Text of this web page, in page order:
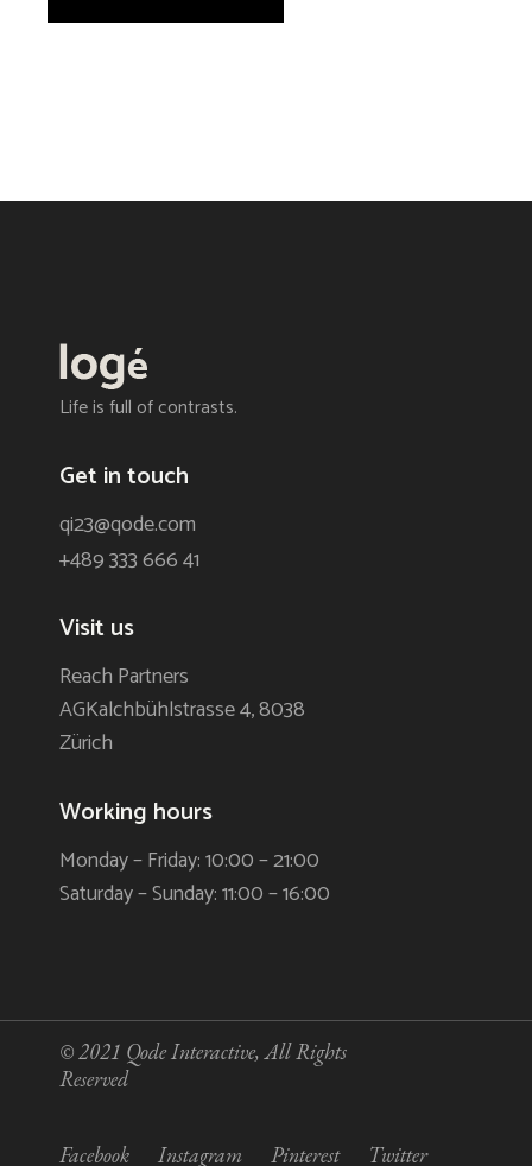
Life is full of contrasts.
Get in touch
qi23@qode.com
+489 333 666 41
Visit us
Reach Partners
AGKalchbühlstrasse 4, 8038
Zürich
Working hours
Monday – Friday: 10:00 – 21:00
Saturday – Sunday: 11:00 – 16:00
© 2021 Qode Interactive, All Rights
Reserved
Facebook Instagram Pinterest Twitter